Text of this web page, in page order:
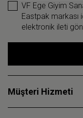
VF Ege Giyim
Eastpak markası
elektronik ileti
Müşteri Hizmeti